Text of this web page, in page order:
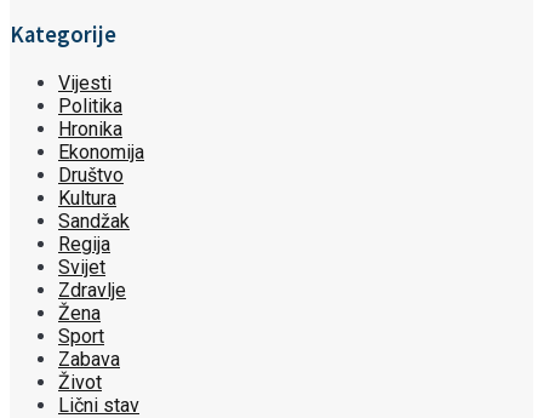
Kategorije
Vijesti
Politika
Hronika
Ekonomija
Društvo
Kultura
Sandžak
Regija
Svijet
Zdravlje
Žena
Sport
Zabava
Život
Lični stav